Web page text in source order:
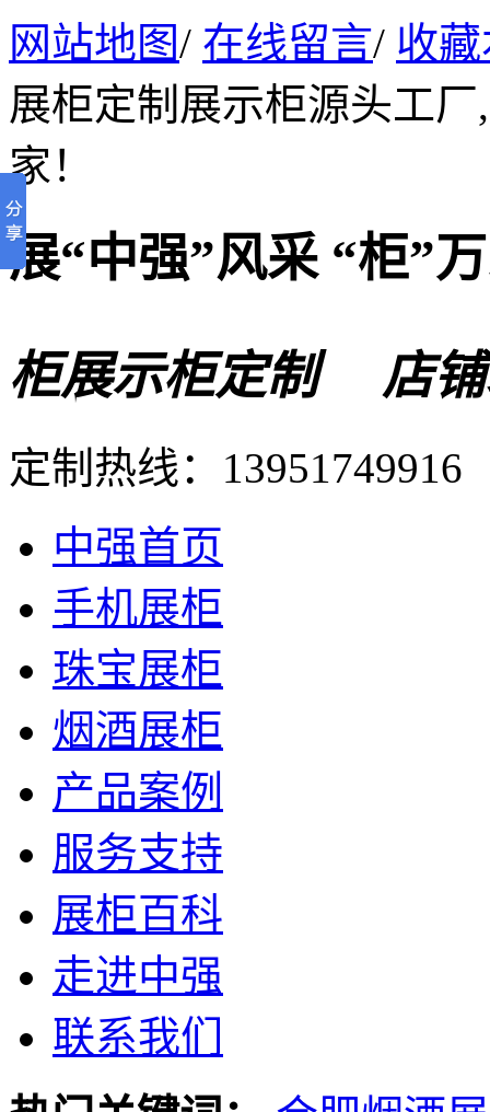
网站地图/ 在线留言/ 收
展柜定制展示柜源头工
家！
展“中强”风采 “柜”
柜展示柜定制 店铺
定制热线： 13951749916
中强首页
手机展柜
珠宝展柜
烟酒展柜
产品案例
服务支持
展柜百科
走进中强
联系我们